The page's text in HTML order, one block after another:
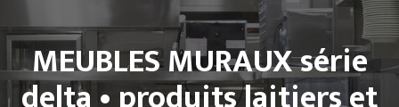
MEUBLES MURAUX série